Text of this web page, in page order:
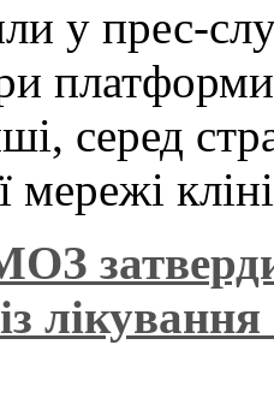
у прес-
серед
мережі